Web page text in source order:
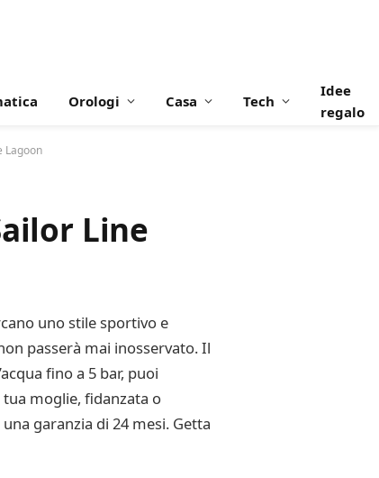
Orologi Casa Tech
Idee
regalo
Lagoon
Line
uno stile sportivo e
passerà mai inosservato. Il
fino a 5 bar, puoi
moglie, fidanzata o
garanzia di 24 mesi. Getta